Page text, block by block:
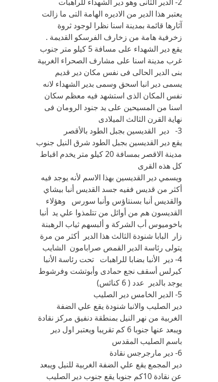
يعتبر هذا الدير من الاديره الهامة التى ما زالت
آثارها قائمة بمدينة اسنا نظرا لوجود ثروة
زخرفية هامة من زخارف الفرسكو القديمة .
يقع دير الشهداء على مسافة 5 كيلو متر جنوب
غرب مدينة اسنا على مشارف الصحراء الغربية
بنى الدير الحالى فى نفس مكان دير قديم
يسمى دير انبا اسحق وسمى بدير الشهداء لانه
نفس المكان الذى استشهد فيه معظم سكان
اسنا من المسيحين على يد جنود الرومان فى
نهاية القرن الثالث الميلادى
3- دير القديسين بجبل الطود بالأقصر
يقع دير القديسين بجبل الطود شرق النيل جنوب
مدينة الاقصر بمسافة 20 كيلو متر يخدم اقباط
كل هذه القرى
‏ويسمي دير‏ ‏القديسين‏ ‏بهذا‏ ‏الاسم‏ ‏لأنه‏ ‏يوجد‏ ‏فيه‏
‏أكثر‏ ‏من‏ ‏قديس‏ ‏ففيه‏ ‏جسد‏ ‏القديس‏ ‏أنبا‏ ‏بيشاي‏
‏والقديس‏ ‏أنبا‏ ‏بسنتاؤس‏ ‏وأنبا‏ ‏سورس‏ ‏‏ ‏ ‏وهؤلاء‏
‏القديسون‏ ‏هم‏ ‏من‏ ‏أوائل‏ ‏من‏ ‏تتلمذوا‏ ‏علي‏ ‏يد‏ ‏‏ ‏أنبا‏
‏باخوميوس‏ ‏أب‏ ‏الشركة‏ و‏ ‏ألبسهم‏ ‏ثياب‏ ‏الرهبنة‏ ‏
زار ‏ ‏البابا‏ ‏شنودة‏ ‏الثالث هذا الدير أكثر من مرة
يتولى رئاسة الدير القمص صرابامون الشايب
4- دير الأنبا بضابا للراهبات تحت رئاسة الأنبا
كيرلس أسقف نجع حمادى وأبوتشت وفرشوط
يوجد بالدير عدد ( 6 كنائس)
5- الدير الخامس دير الصليب
دير الصليب والانبا شنودة يقع علي الضفة
الغربية من نهر النيل بمنطقة دنفيق مركز نقادة
ويبعد عنها جنوبا 6 كم تقريبا ويعتبر اول دير
باسم الصليب المقدس
6- دير مارجرجس نقادة
دير المجمع يقع علي الضفة الغربية للنيل ويبعد
عن نقادة 10كم جنوبا يقع جنوب دير الصليب